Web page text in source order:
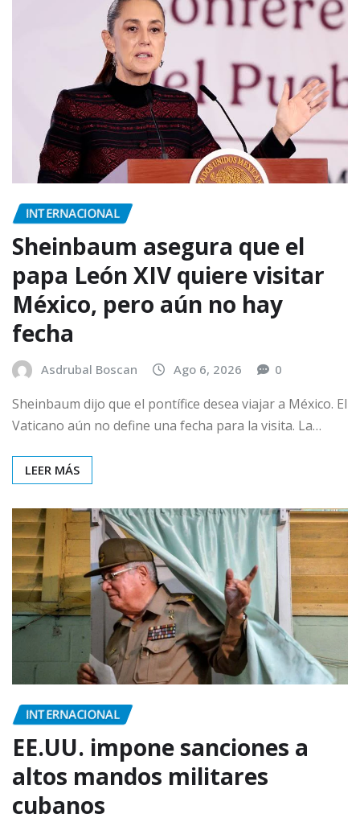
INTERNACIONAL
Sheinbaum asegura que el
papa León XIV quiere visitar
México, pero aún no hay
fecha
Asdrubal Boscan Ago 6, 2026 0
Sheinbaum dijo que el pontífice desea viajar a México. El
Vaticano aún no define una fecha para la visita. La…
LEER MÁS
INTERNACIONAL
EE.UU. impone sanciones a
altos mandos militares
cubanos